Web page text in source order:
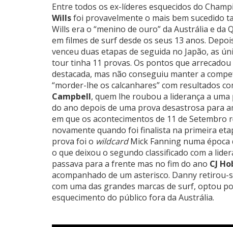
Entre todos os ex-líderes esquecidos do
Willsfoi provavelmente o mais bem sucedido
Wills era o “menino de ouro” da Austrália e
em filmes de surf desde os seus 13 anos.
venceu duas etapas de seguida no Japão, as
tour tinha 11 provas. Os pontos que
destacada, mas não conseguiu manter a
“morder-lhe os calcanhares” com resultados
Campbell, quem lhe roubou a liderança a
do ano depois de uma prova desastrosa para
em que os acontecimentos de 11 de
novamente quando foi finalista na primeira
prova foi o wildcardMick Fanning numa época
o que deixou o segundo classificado com a
passava para a frente mas no fim do ano CJ
acompanhado de um asterisco. Danny
com uma das grandes marcas de surf, optou
esquecimento do público fora da Austrália.